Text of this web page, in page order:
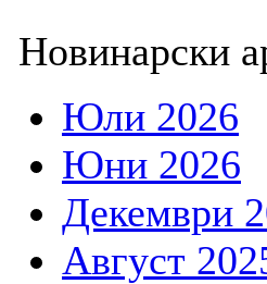
Новинарски
Юли 2026
Юни 2026
Декември
Август